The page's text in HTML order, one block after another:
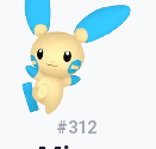
#312